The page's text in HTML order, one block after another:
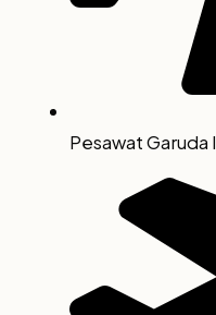
Pesawat Garuda